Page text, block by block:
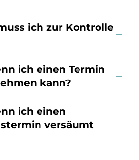
ich zur Kontrolle
ich einen Termin
kann?
ich einen
versäumt